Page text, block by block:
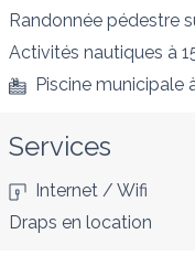
Randonnée pédestre
Activités nautiques à
Piscine municipale
Services
Internet / Wifi
Draps en location